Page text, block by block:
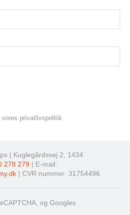
vores privatlivspolitik
| Kuglegårdsvej 2, 1434
278 279 | E-mail:
| CVR nummer: 31754496
og Googles